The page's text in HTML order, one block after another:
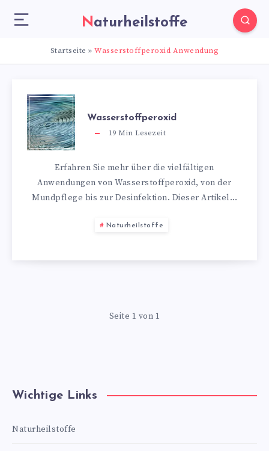
Naturheilstoffe
Startseite »Wasserstoffperoxid Anwendung
Wasserstoffperoxid
19 Min Lesezeit
Erfahren Sie mehr über die vielfältigen
Anwendungen von Wasserstoffperoxid, von der
Mundpflege bis zur Desinfektion. Dieser Artikel…
Naturheilstoffe
Seite 1 von 1
Wichtige Links
Naturheilstoffe